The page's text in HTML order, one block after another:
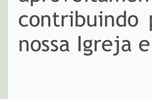
contribuindo
nossa Igreja